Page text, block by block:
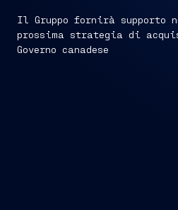
Il Gruppo fornirà supporto
prossima strategia di
Governo canadese